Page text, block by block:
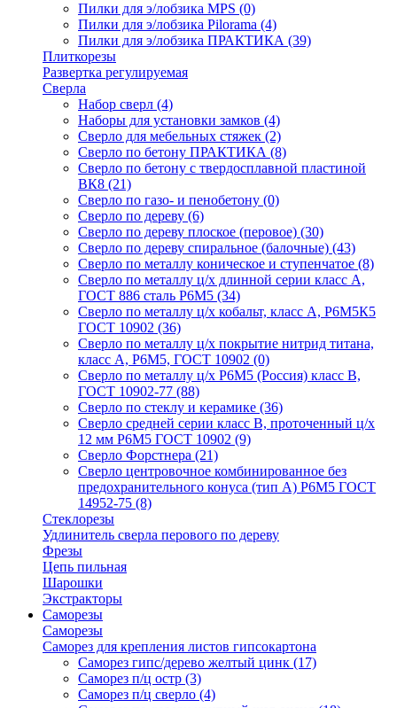
Пилки для э/лобзика MPS (0)
Пилки для э/лобзика Pilorama (4)
Пилки для э/лобзика ПРАКТИКА (39)
Плиткорезы
Развертка регулируемая
Сверла
Набор сверл (4)
Наборы для установки замков (4)
Сверло для мебельных стяжек (2)
Сверло по бетону ПРАКТИКА (8)
Сверло по бетону с твердосплавной пластиной
ВК8 (21)
Сверло по газо- и пенобетону (0)
Сверло по дереву (6)
Сверло по дереву плоское (перовое) (30)
Сверло по дереву спиральное (балочные) (43)
Сверло по металлу коническое и ступенчатое (8)
Сверло по металлу ц/х длинной серии класс А,
ГОСТ 886 сталь Р6М5 (34)
Сверло по металлу ц/х кобальт, класс А, Р6М5К5
ГОСТ 10902 (36)
Сверло по металлу ц/х покрытие нитрид титана,
класс А, Р6М5, ГОСТ 10902 (0)
Сверло по металлу ц/х Р6М5 (Россия) класс В,
ГОСТ 10902-77 (88)
Сверло по стеклу и керамике (36)
Сверло средней серии класс В, проточенный ц/х
12 мм Р6М5 ГОСТ 10902 (9)
Сверло Форстнера (21)
Сверло центровочное комбинированное без
предохранительного конуса (тип А) Р6М5 ГОСТ
14952-75 (8)
Стеклорезы
Удлинитель сверла перового по дереву
Фрезы
Цепь пильная
Шарошки
Экстракторы
Саморезы
Саморезы
Саморез для крепления листов гипсокартона
Саморез гипс/дерево желтый цинк (17)
Саморез п/ц остр (3)
Саморез п/ц сверло (4)